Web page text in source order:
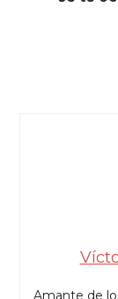
Amante de